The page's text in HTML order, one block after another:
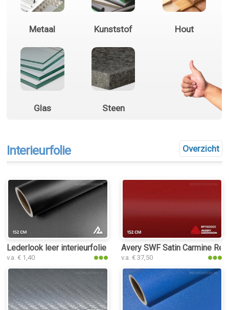
Metaal Kunststof Hout
Glas Steen
Overzicht
Interieurfolie
Lederlook leer interieurfolie
v.a. € 1,40
Avery SWF Satin Carmine
v.a. € 37,50